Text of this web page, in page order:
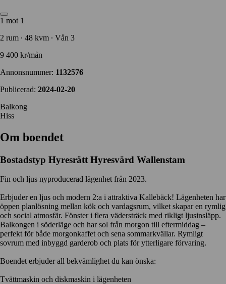
1 mot 1
2 rum ∙ 48 kvm ∙ Vån 3
9 400 kr/mån
Annonsnummer: 1132576
Publicerad: 2024-02-20
Balkong
Hiss
Om boendet
Bostadstyp Hyresrätt Hyresvärd Wallenstam
Fin och ljus nyproducerad lägenhet från 2023.
Erbjuder en ljus och modern 2:a i attraktiva Kallebäck! Lägenheten har
öppen planlösning mellan kök och vardagsrum, vilket skapar en rymlig
och social atmosfär. Fönster i flera vädersträck med rikligt ljusinsläpp.
Balkongen i söderläge och har sol från morgon till eftermiddag –
perfekt för både morgonkaffet och sena sommarkvällar. Rymligt
sovrum med inbyggd garderob och plats för ytterligare förvaring.
Boendet erbjuder all bekvämlighet du kan önska:
Tvättmaskin och diskmaskin i lägenheten